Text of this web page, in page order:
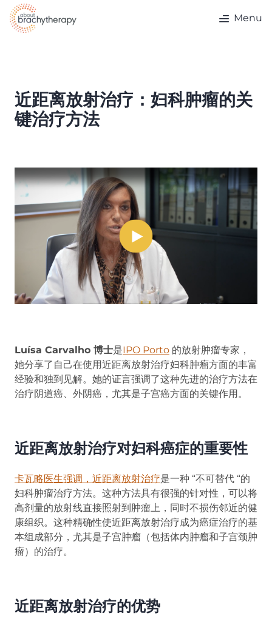
Skip to content
Menu
近距离放射治疗：妇科肿瘤的关
键治疗方法
Luísa Carvalho 博士是IPO Porto 的放射肿瘤专家，
她分享了自己在使用近距离放射治疗妇科肿瘤方面的丰富
经验和独到见解。她的证言强调了这种先进的治疗方法在
治疗阴道癌、外阴癌，尤其是子宫癌方面的关键作用。
近距离放射治疗对妇科癌症的重要性
卡瓦略医生强调，近距离放射治疗是一种 “不可替代 “的
妇科肿瘤治疗方法。这种方法具有很强的针对性，可以将
高剂量的放射线直接照射到肿瘤上，同时不损伤邻近的健
康组织。这种精确性使近距离放射治疗成为癌症治疗的基
本组成部分，尤其是子宫肿瘤（包括体内肿瘤和子宫颈肿
瘤）的治疗。
近距离放射治疗的优势